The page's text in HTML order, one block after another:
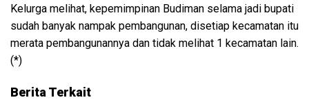
Kelurga melihat, kepemimpinan Budiman selama jadi bupati
sudah banyak nampak pembangunan, disetiap kecamatan itu
merata pembangunannya dan tidak melihat 1 kecamatan lain.
(*)
Berita Terkait